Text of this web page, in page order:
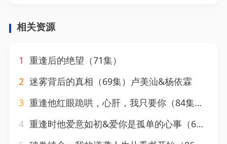
相关资源
1 重逢后的绝望（71集）
2 迷雾背后的真相（69集）卢美汕&杨依霖
3 重逢他红眼跪哄，心肝，我只要你（84集）易恒＆张凝慈
4 重逢时他爱意如初&爱你是孤单的心事（69集）段柒萱